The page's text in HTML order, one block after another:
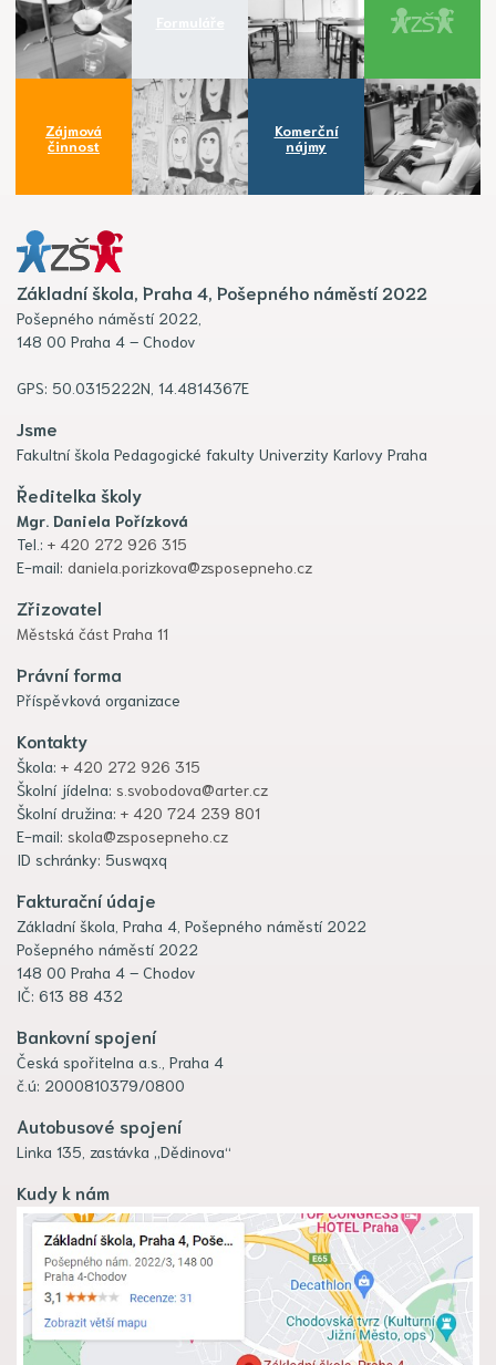
Zájmová
činnost
Komerční
nájmy
Základní škola, Praha 4, Pošepného náměstí 2022
Pošepného náměstí 2022,
148 00 Praha 4 – Chodov
GPS: 50.0315222N, 14.4814367E
Jsme
Fakultní škola Pedagogické fakulty Univerzity Karlovy Praha
Ředitelka školy
Mgr. Daniela Pořízková
Tel.: + 420 272 926 315
E-mail: daniela.porizkova@zsposepneho.cz
Zřizovatel
Městská část Praha 11
Právní forma
Příspěvková organizace
Kontakty
Škola: + 420 272 926 315
Školní jídelna: s.svobodova@arter.cz
Školní družina: + 420 724 239 801
E-mail: skola@zsposepneho.cz
ID schránky: 5uswqxq
Fakturační údaje
Základní škola, Praha 4, Pošepného náměstí 2022
Pošepného náměstí 2022
148 00 Praha 4 – Chodov
IČ: 613 88 432
Bankovní spojení
Česká spořitelna a.s., Praha 4
č.ú: 2000810379/0800
Autobusové spojení
Linka 135, zastávka „Dědinova“
Kudy k nám